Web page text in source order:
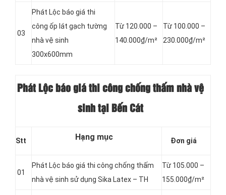
03
Phát Lộc báo giá thi
công ốp lát gạch tường
nhà vệ sinh
300x600mm
Từ 120.000 –
140.000₫/m²
Từ 100.000 –
230.000₫/m²
Phát Lộc báo giá thi công chống thấm nhà vệ
sinh tại Bến Cát
Stt Hạng mục Đơn giá
01
Phát Lộc báo giá thi công chống thấm
nhà vệ sinh sử dụng Sika Latex – TH
Từ 105.000 –
155.000₫/m²